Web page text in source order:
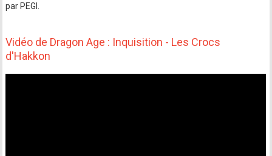
par PEGI.
Vidéo de Dragon Age : Inquisition - Les Crocs
d'Hakkon